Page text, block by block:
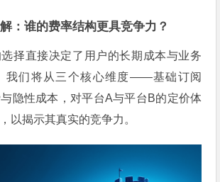
：谁的费率结构更具竞争力？
择直接决定了用户的长期成本与业务
我们将从三个核心维度——基础订阅
隐性成本，对平台A与平台B的定价体
以揭示其真实的竞争力。